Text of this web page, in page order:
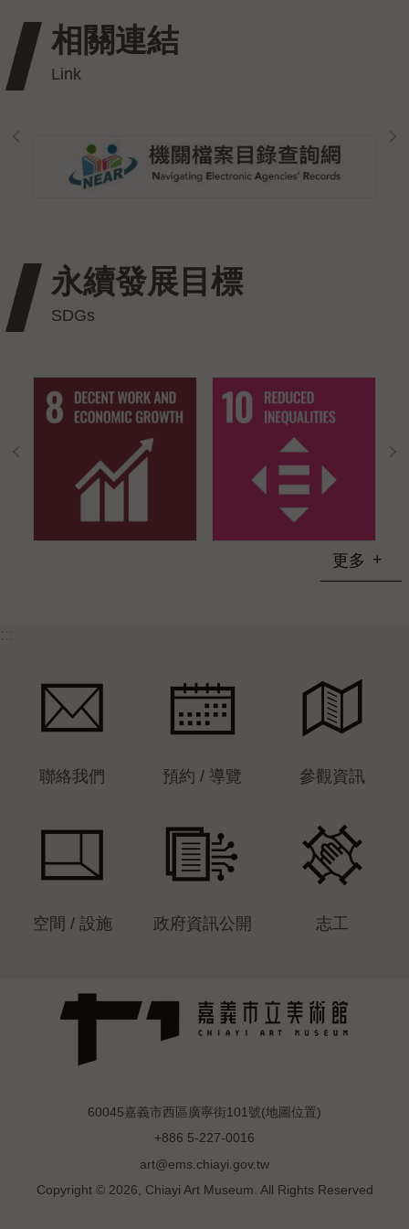
相關連結
永續發展目標
更多
聯絡我們 預約 / 導覽 參觀資訊
空間 / 設施 政府資訊公開 志工
60045嘉義市西區廣寧街101號(地圖位置)
+886 5-227-0016
art@ems.chiayi.gov.tw
Copyright © 2026, Chiayi Art Museum. All Rights Reserved